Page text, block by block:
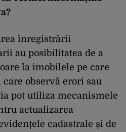
înregistrării
au posibilitatea de a
la imobilele pe care
observă erori sau
pot utiliza mecanismele
actualizarea
cadastrale și de